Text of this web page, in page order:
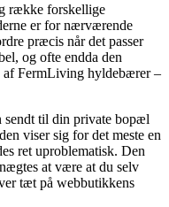
række forskellige
er for nærværende
præcis når det passer
og ofte endda den
af FermLiving hyldebærer –
sendt til din private bopæl
viser sig for det meste en
ret uproblematisk. Den
at være at du selv
tæt på webbutikkens